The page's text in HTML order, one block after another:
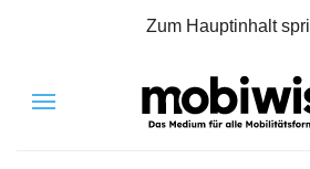
Zum Hauptinhalt
Menu